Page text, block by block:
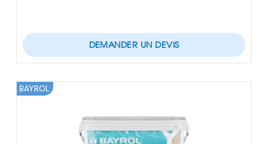
DEMANDER UN DEVIS
BAYROL